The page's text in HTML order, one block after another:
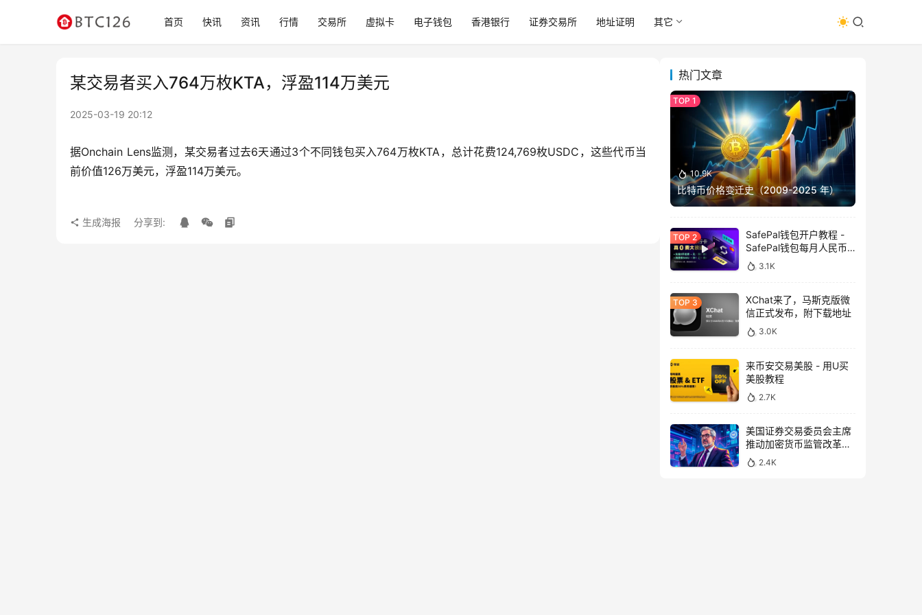
首页 快讯 资讯 行情 交易所 虚拟卡 电子钱包 香港银行 证券交易所 地址证明 其它
某交易者买入764万枚KTA，浮盈114万美元
2025-03-19 20:12
据Onchain Lens监测，某交易者过去6天通过3个不同钱包买入764万枚KTA，总计花费124,769枚USDC，这些代币当
前价值126万美元，浮盈114万美元。
生成海报 分享到:
热门文章
10.9K
比特币价格变迁史（2009-2025 年）
SafePal钱包开户教程 -
SafePal钱包每月人民币
消费前666U享受汇损补
贴
3.1K
XChat来了，马斯克版微
信正式发布，附下载地址
3.0K
来币安交易美股 - 用U买
美股教程
2.7K
美国证券交易委员会主席
推动加密货币监管改革，
力求未来验证
2.4K